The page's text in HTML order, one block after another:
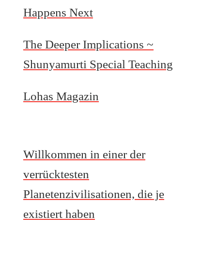
Happens Next
The Deeper Implications ~
Shunyamurti Special Teaching
Lohas Magazin
Willkommen in einer der
verrücktesten
Planetenzivilisationen, die je
existiert haben